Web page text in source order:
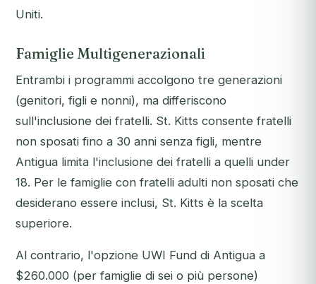
Uniti.
Famiglie Multigenerazionali
Entrambi i programmi accolgono tre generazioni
(genitori, figli e nonni), ma differiscono
sull'inclusione dei fratelli. St. Kitts consente fratelli
non sposati fino a 30 anni senza figli, mentre
Antigua limita l'inclusione dei fratelli a quelli under
18. Per le famiglie con fratelli adulti non sposati che
desiderano essere inclusi, St. Kitts è la scelta
superiore.
Al contrario, l'opzione UWI Fund di Antigua a
$260.000 (per famiglie di sei o più persone)